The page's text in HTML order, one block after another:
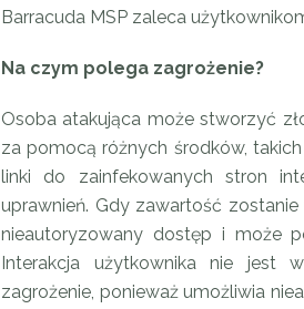
Barracuda MSP zaleca
Na czym polega zagrożenie?
Osoba atakująca może stworzyć
za pomocą różnych środków,
linki do zainfekowanych stron
uprawnień. Gdy zawartość
nieautoryzowany dostęp i może
Interakcja użytkownika nie jest
zagrożenie, ponieważ umożliwia